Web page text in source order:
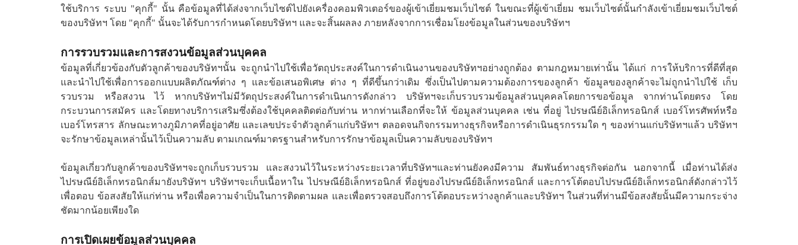
ใช้บริการ ระบบ "คุกกี้" นั้น คือข้อมูลที่ได้ส่งจากเว็บไซต์ไปยังเครื่องคอมพิวเตอร์ของผู้เข้าเยี่ยมชมเว็บไซต์ ในขณะที่ผู้เข้าเยี่ยม ชมเว็บไซต์นั้นกำลังเข้าเยี่ยมชมเว็บไซต์
ของบริษัทฯ โดย "คุกกี้" นั้นจะได้รับการกำหนดโดยบริษัทฯ และจะสิ้นผลลง ภายหลังจากการเชื่อมโยงข้อมูลในส่วนของบริษัทฯ
การรวบรวมและการสงวนข้อมูลส่วนบุคคล
ข้อมูลที่เกี่ยวข้องกับตัวลูกค้าของบริษัทฯนั้น จะถูกนำไปใช้เพื่อวัตถุประสงค์ในการดำเนินงานของบริษัทฯอย่างถูกต้อง ตามกฎหมายเท่านั้น ได้แก่ การให้บริการที่ดีที่สุด
และนำไปใช้เพื่อการออกแบบผลิตภัณฑ์ต่าง ๆ และข้อเสนอพิเศษ ต่าง ๆ ที่ดีขึ้นกว่าเดิม ซึ่งเป็นไปตามความต้องการของลูกค้า ข้อมูลของลูกค้าจะไม่ถูกนำไปใช้ เก็บ
รวบรวม หรือสงวน ไว้ หากบริษัทฯไม่มีวัตถุประสงค์ในการดำเนินการดังกล่าว บริษัทฯจะเก็บรวบรวมข้อมูลส่วนบุคคลโดยการขอข้อมูล จากท่านโดยตรง โดย
กระบวนการสมัคร และโดยทางบริการเสริมซึ่งต้องใช้บุคคลติดต่อกับท่าน หากท่านเลือกที่จะให้ ข้อมูลส่วนบุคคล เช่น ที่อยู่ ไปรษณีย์อิเล็กทรอนิกส์ เบอร์โทรศัพท์หรือ
เบอร์โทรสาร ลักษณะทางภูมิภาคที่อยู่อาศัย และเลขประจำตัวลูกค้าแก่บริษัทฯ ตลอดจนกิจกรรมทางธุรกิจหรือการดำเนินธุรกรรมใด ๆ ของท่านแก่บริษัทฯแล้ว บริษัทฯ
จะรักษาข้อมูลเหล่านั้นไว้เป็นความลับ ตามเกณฑ์มาตรฐานสำหรับการรักษาข้อมูลเป็นความลับของบริษัทฯ
ข้อมูลเกี่ยวกับลูกค้าของบริษัทฯจะถูกเก็บรวบรวม และสงวนไว้ในระหว่างระยะเวลาที่บริษัทฯและท่านยังคงมีความ สัมพันธ์ทางธุรกิจต่อกัน นอกจากนี้ เมื่อท่านได้ส่ง
ไปรษณีย์อิเล็กทรอนิกส์มายังบริษัทฯ บริษัทฯจะเก็บเนื้อหาใน ไปรษณีย์อิเล็กทรอนิกส์ ที่อยู่ของไปรษณีย์อิเล็กทรอนิกส์ และการโต้ตอบไปรษณีย์อิเล็กทรอนิกส์ดังกล่าวไว้
เพื่อตอบ ข้อสงสัยให้แก่ท่าน หรือเพื่อความจำเป็นในการติดตามผล และเพื่อตรวจสอบถึงการโต้ตอบระหว่างลูกค้าและบริษัทฯ ในส่วนที่ท่านมีข้อสงสัยนั้นมีความกระจ่าง
ชัดมากน้อยเพียงใด
การเปิดเผยข้อมูลส่วนบุคคล